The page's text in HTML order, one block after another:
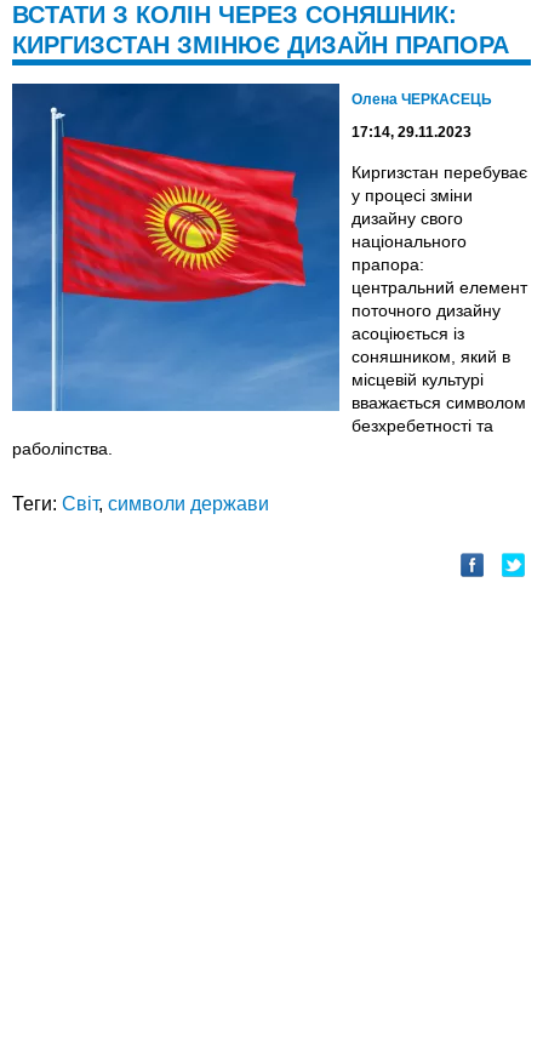
ВСТАТИ З КОЛІН ЧЕРЕЗ СОНЯШНИК:
КИРГИЗСТАН ЗМІНЮЄ ДИЗАЙН ПРАПОРА
Олена ЧЕРКАСЕЦЬ
17:14, 29.11.2023
Киргизстан перебуває
у процесі зміни
дизайну свого
національного
прапора:
центральний елемент
поточного дизайну
асоціюється із
соняшником, який в
місцевій культурі
вважається символом
безхребетності та
раболіпства.
Теги: Світ, символи держави